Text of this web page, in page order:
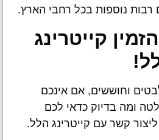
רבות נוספות בכל רחבי הארץ.
קייטרינג
וחוששים, אם אינכם
ומה בדיוק כדאי לכם
קשר עם קייטרינג הלל.